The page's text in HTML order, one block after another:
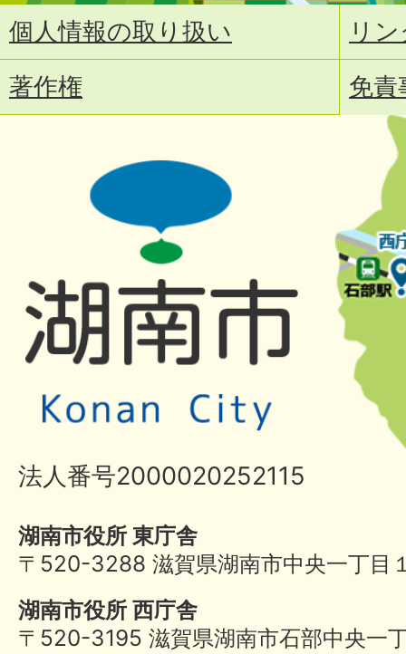
個人情報の取り扱い
リ
著作権
免責
法人番号2000020252115
湖南市役所 東庁舎
〒520-3288 滋賀県湖南市中央一丁目
湖南市役所 西庁舎
〒520-3195 滋賀県湖南市石部中央一